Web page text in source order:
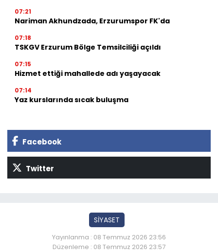
07:21
Nariman Akhundzada, Erzurumspor FK'da
07:18
TSKGV Erzurum Bölge Temsilciliği açıldı
07:15
Hizmet ettiği mahallede adı yaşayacak
07:14
Yaz kurslarında sıcak buluşma
Facebook
Twitter
SİYASET
Yayınlanma : 08 Temmuz 2026 23:56
Düzenleme : 08 Temmuz 2026 23:57